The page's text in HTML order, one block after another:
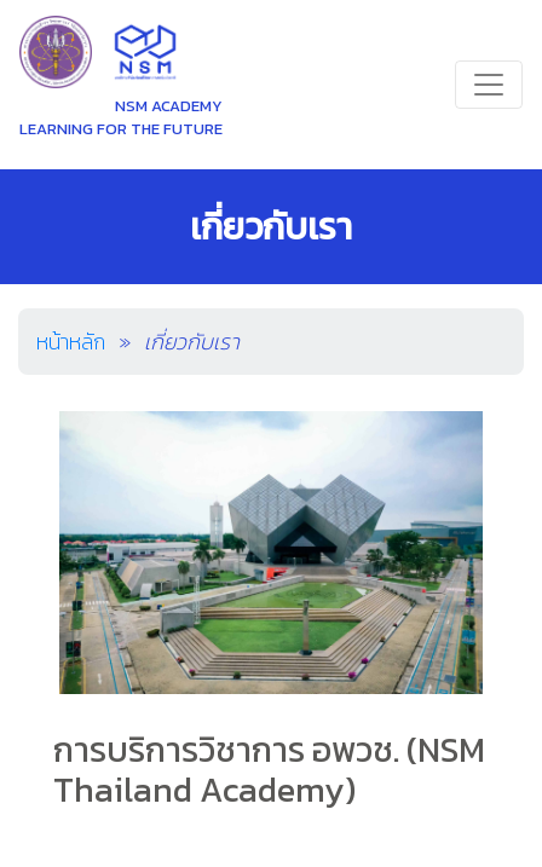
NSM ACADEMY
LEARNING FOR THE FUTURE
เกี่ยวกับเรา
หน้าหลัก เกี่ยวกับเรา
การบริการวิชาการ อพวช. (NSM
Thailand Academy)